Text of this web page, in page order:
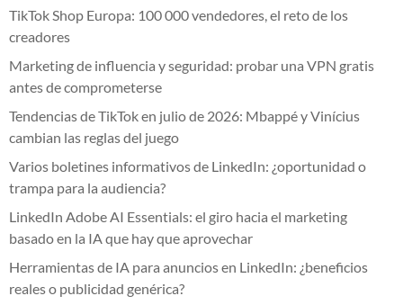
TikTok Shop Europa: 100 000 vendedores, el reto de los
creadores
Marketing de influencia y seguridad: probar una VPN gratis
antes de comprometerse
Tendencias de TikTok en julio de 2026: Mbappé y Vinícius
cambian las reglas del juego
Varios boletines informativos de LinkedIn: ¿oportunidad o
trampa para la audiencia?
LinkedIn Adobe AI Essentials: el giro hacia el marketing
basado en la IA que hay que aprovechar
Herramientas de IA para anuncios en LinkedIn: ¿beneficios
reales o publicidad genérica?